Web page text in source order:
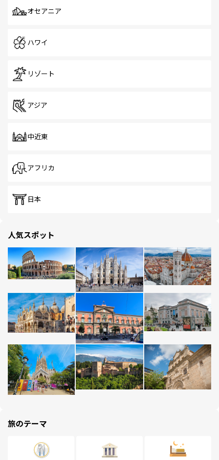
オセアニア
ハワイ
リゾート
アジア
中近東
アフリカ
日本
人気スポット
旅のテーマ